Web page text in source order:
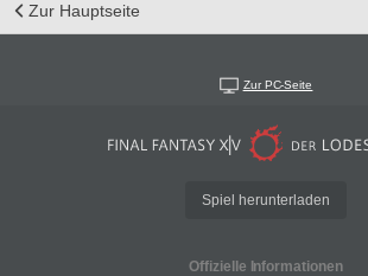
Zur Hauptseite
Zur PC-Seite
Spiel herunterladen
Offizielle Informationen